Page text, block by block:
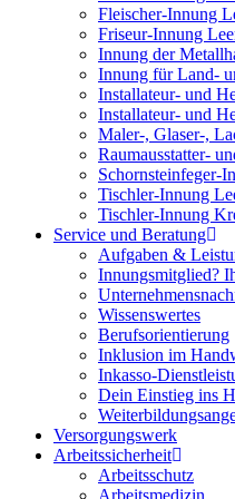
Fleischer-Innung
Friseur-Innung
Innung der
Innung für Land-
Installateur- und
Installateur- und
Maler-, Glaser-,
Raumausstatter-
Schornsteinfeger-
Tischler-Innung
Tischler-Innung
Service und Beratung
Aufgaben &
Innungsmitglied?
Wissenswertes
Berufsorientierung
Inklusion im
Inkasso-
Dein Einstieg ins
Versorgungswerk
Arbeitssicherheit
Arbeitsschutz
Arbeitsmedizin